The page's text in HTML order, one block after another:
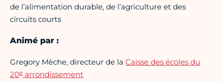
de l’alimentation durable, de l’agriculture et des
circuits courts
Animé par :
Gregory Mèche, directeur de la Caisse des écoles du
20e arrondissement